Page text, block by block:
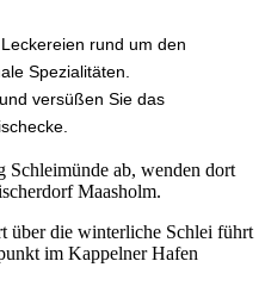
rund um den
Spezialitäten.
versüßen Sie das
ab, wenden dort
Maasholm.
über die winterliche Schlei führt
im Kappelner Hafen